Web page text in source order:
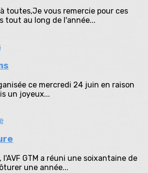
toutes,Je vous remercie pour ces
tout au long de l'année...
ce mercredi 24 juin en raison
un joyeux...
l'AVF GTM a réuni une soixantaine de
une année...